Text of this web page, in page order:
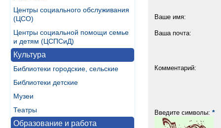
Центры социального обслуживания
(ЦСО)
Центры социальной помощи семье
и детям (ЦСПСиД)
Культура
Библиотеки городские, сельские
Библиотеки детские
Музеи
Театры
Образование и работа
Ваше имя:
Ваша почта:
Комментарий:
Введите символы: *